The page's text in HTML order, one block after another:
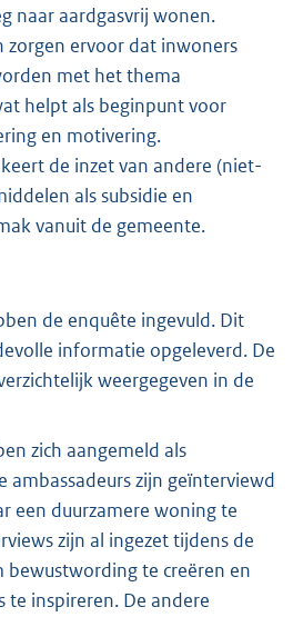
naar aardgasvrij wonen.
zorgen ervoor dat inwoners
met het thema
helpt als beginpunt voor
en motivering.
de inzet van andere (niet-
als subsidie en
vanuit de gemeente.
de enquête ingevuld. Dit
informatie opgeleverd. De
weergegeven in de
zich aangemeld als
ambassadeurs zijn geïnterviewd
een duurzamere woning te
zijn al ingezet tijdens de
bewustwording te creëren en
te inspireren. De andere